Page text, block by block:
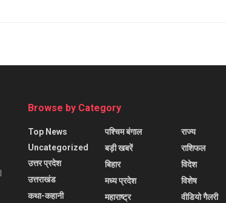
Browse by Category
Top News
Uncategorized
उत्तर प्रदेश
उत्तराखंड
कथा-कहानी
पश्चिम बंगाल
बड़ी खबरें
बिहार
मध्य प्रदेश
महाराष्ट्र
राज्य
राशिफल
विदेश
विशेष
वीडियो गैलरी